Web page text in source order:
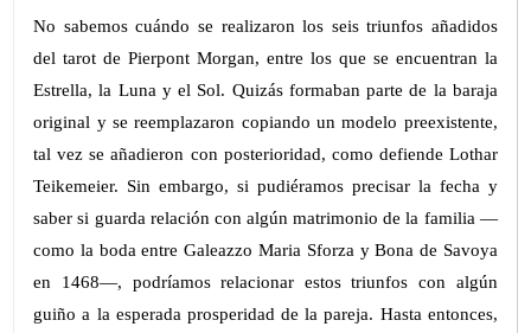
No sabemos cuándo se realizaron los seis triunfos añadidos
del tarot de Pierpont Morgan, entre los que se encuentran la
Estrella, la Luna y el Sol. Quizás formaban parte de la baraja
original y se reemplazaron copiando un modelo preexistente,
tal vez se añadieron con posterioridad, como defiende Lothar
Teikemeier. Sin embargo, si pudiéramos precisar la fecha y
saber si guarda relación con algún matrimonio de la familia —
como la boda entre Galeazzo Maria Sforza y Bona de Savoya
en 1468—, podríamos relacionar estos triunfos con algún
guiño a la esperada prosperidad de la pareja. Hasta entonces,